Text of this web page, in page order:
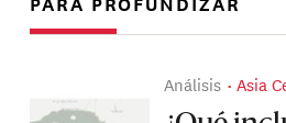
Análisis Asia